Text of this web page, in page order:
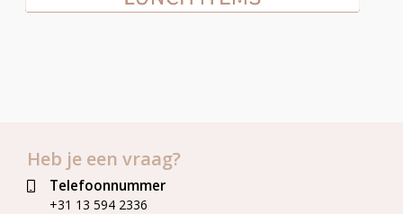
Heb je een vraag?
Telefoonnummer
+31 13 594 2336